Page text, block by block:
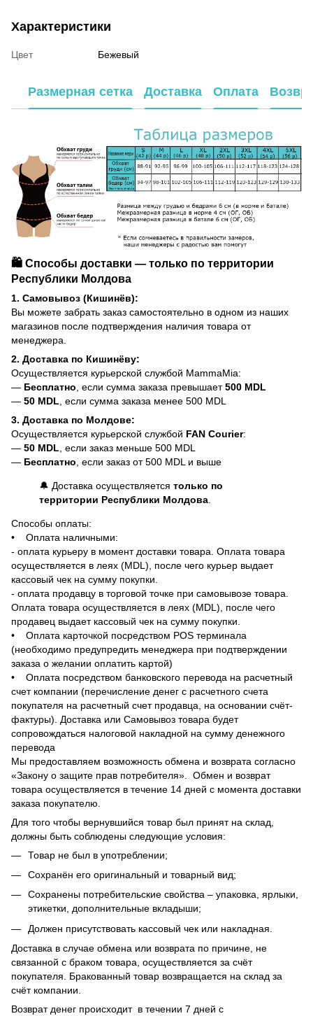
Характеристики
Цвет Бежевый
Размерная сетка Доставка Оплата
🛍️ Способы доставки — только по территории
Республики Молдова
1. Самовывоз (Кишинёв):
Вы можете забрать заказ самостоятельно в одном из наших
магазинов после подтверждения наличия товара от
менеджера.
2. Доставка по Кишинёву:
Осуществляется курьерской службой MammaMia:
— Бесплатно , если сумма заказа превышает500 MDL
— 50 MDL , если сумма заказа менее 500 MDL
3. Доставка по Молдове:
Осуществляется курьерской службой FAN Courier:
— 50 MDL , если заказ меньше 500 MDL
— Бесплатно , если заказ от 500 MDL и выше
🔔 Доставка осуществляется только по
территории Республики Молдова
Способы оплаты:
• Оплата наличными:
- оплата курьеру в момент доставки товара. Оплата товара
осуществляется в леях (MDL), после чего курьер выдает
кассовый чек на сумму покупки.
- оплата продавцу в торговой точке при самовывозе товара.
Оплата товара осуществляется в леях (MDL), после чего
продавец выдает кассовый чек на сумму покупки.
• Оплата карточкой посредством POS терминала
(необходимо предупредить менеджера при подтверждении
заказа о желании оплатить картой)
• Оплата посредством банковского перевода на расчетный
счет компании (перечисление денег с расчетного счета
покупателя на расчетный счет продавца, на основании счёт-
фактуры). Доставка или Самовывоз товара будет
сопровождаться налоговой накладной на сумму денежного
перевода
Мы предоставляем возможность обмена и возврата согласно
«Закону о защите прав потребителя». Обмен и возврат
товара осуществляется в течение 14 дней с момента доставки
заказа покупателю.
Для того чтобы вернувшийся товар был принят на склад,
должны быть соблюдены следующие условия:
Товар не был в употреблении;
Сохранён его оригинальный и товарный вид;
Сохранены потребительские свойства – упаковка, ярлыки,
этикетки, дополнительные вкладыши;
Должен присутствовать кассовый чек или накладная.
Доставка в случае обмена или возврата по причине, не
связанной с браком товара, осуществляется за счёт
покупателя. Бракованный товар возвращается на склад за
счёт компании.
Возврат денег происходит в течении 7 дней с